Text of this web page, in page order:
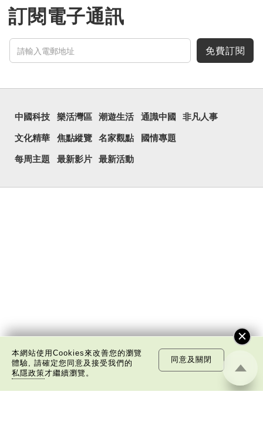
訂閱電子通訊
免費訂閱
中國科技 樂活灣區 潮遊生活 通識中國 非凡人事
文化精華 焦點縱覽 名家觀點 國情專題
每周主題 最新影片 最新活動
本網站使用Cookies來改善您的瀏覽
體驗, 請確定您同意及接受我們的
私隱政策才繼續瀏覽。
同意及關閉